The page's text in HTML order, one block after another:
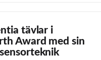
tävlar i
Award med sin